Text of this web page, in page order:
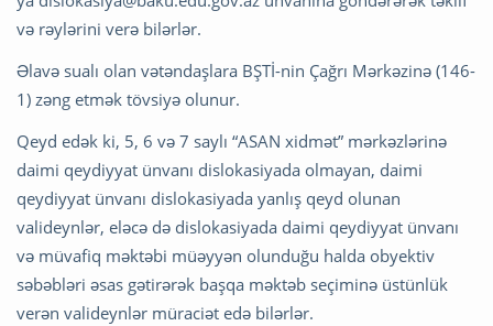
və rəylərini verə bilərlər.
Əlavə sualı olan vətəndaşlara BŞTİ-nin Çağrı Mərkəzinə (146-
1) zəng etmək tövsiyə olunur.
Qeyd edək ki, 5, 6 və 7 saylı “ASAN xidmət” mərkəzlərinə
daimi qeydiyyat ünvanı dislokasiyada olmayan, daimi
qeydiyyat ünvanı dislokasiyada yanlış qeyd olunan
valideynlər, eləcə də dislokasiyada daimi qeydiyyat ünvanı
və müvafiq məktəbi müəyyən olunduğu halda obyektiv
səbəbləri əsas gətirərək başqa məktəb seçiminə üstünlük
verən valideynlər müraciət edə bilərlər.